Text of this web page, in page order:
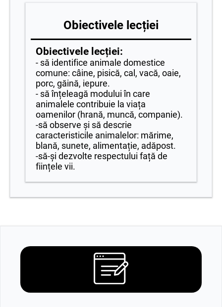
Obiectivele lecției
Obiectivele lecției:
- să identifice animale domestice
comune: câine, pisică, cal, vacă, oaie,
porc, găină, iepure.
- să înțeleagă modului în care
animalele contribuie la viața
oamenilor (hrană, muncă, companie).
-să observe și să descrie
caracteristicile animalelor: mărime,
blană, sunete, alimentație, adăpost.
-să-și dezvolte respectului față de
ființele vii.